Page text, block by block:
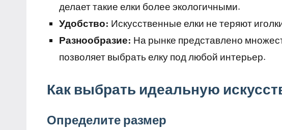
делает такие елки более экологичными.
Удобство: Искусственные елки не теряют
Разнообразие: На рынке представлено
позволяет выбрать елку под любой интерьер.
Как выбрать идеальную
Определите размер